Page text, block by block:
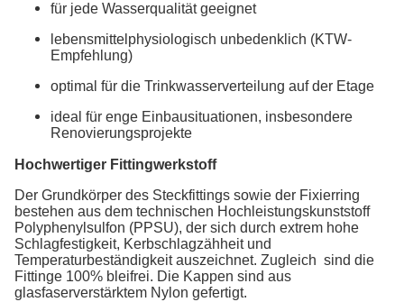
für jede Wasserqualität geeignet
lebensmittelphysiologisch unbedenklich (KTW-
Empfehlung)
optimal für die Trinkwasserverteilung auf der Etage
ideal für enge Einbausituationen, insbesondere
Renovierungsprojekte
Hochwertiger Fittingwerkstoff
Der Grundkörper des Steckfittings sowie der Fixierring
bestehen aus dem technischen Hochleistungskunststoff
Polyphenylsulfon (PPSU), der sich durch extrem hohe
Schlagfestigkeit, Kerbschlagzähheit und
Temperaturbeständigkeit auszeichnet. Zugleich sind die
Fittinge 100% bleifrei. Die Kappen sind aus
glasfaserverstärktem Nylon gefertigt.